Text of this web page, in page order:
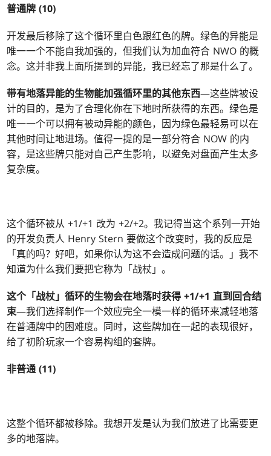
普通牌 (10)
开发最后移除了这个循环里白色跟红色的牌。绿色的异能是
唯一一个不能自我加强的，但我们认为加血符合 NWO 的概
念。这并非我上面所提到的异能，我已经忘了那是什么了。
带有地落异能的生物能加强循环里的其他东西—这些牌被设
计的目的，是为了合理化你在下地时所获得的东西。绿色是
唯一一个可以拥有被动异能的颜色，因为绿色最轻易可以在
其他时间让地进场。值得一提的是一部分符合 NOW 的内
容，是这些牌只能对自己产生影响，以避免对盘面产生太多
复杂度。
这个循环被从 +1/+1 改为 +2/+2。我记得当这个系列一开始
的开发负责人 Henry Stern 要做这个改变时，我的反应是
「真的吗？好吧，如果你认为这不会造成问题的话。」我不
知道为什么我们要把它称为「战杖」。
这个「战杖」循环的生物会在地落时获得 +1/+1 直到回合结
束—我们选择制作一个效应完全一模一样的循环来减轻地落
在普通牌中的困难度。同时，这些牌加在一起的表现很好，
给了初阶玩家一个容易构组的套牌。
非普通 (11)
这整个循环都被移除。我想开发是认为我们放进了比需要更
多的地落牌。